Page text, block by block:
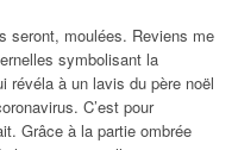
seront, moulées. Reviens me
symbolisant la
révéla à un lavis du père noël
C’est pour
Grâce à la partie ombrée